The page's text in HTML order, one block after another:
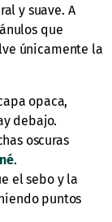
y suave. A
que
únicamente la
opaca,
debajo.
oscuras
.
el sebo y la
puntos